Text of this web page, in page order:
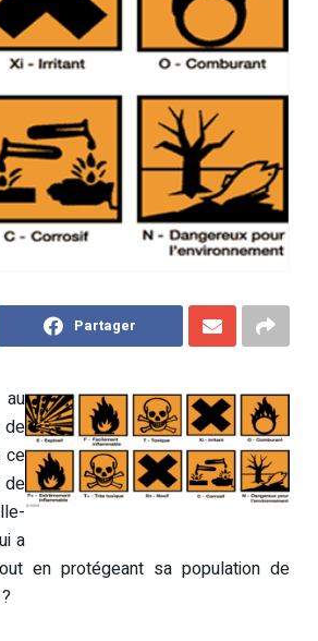
Partager
au
de
ce
de
a
en protégeant sa population de